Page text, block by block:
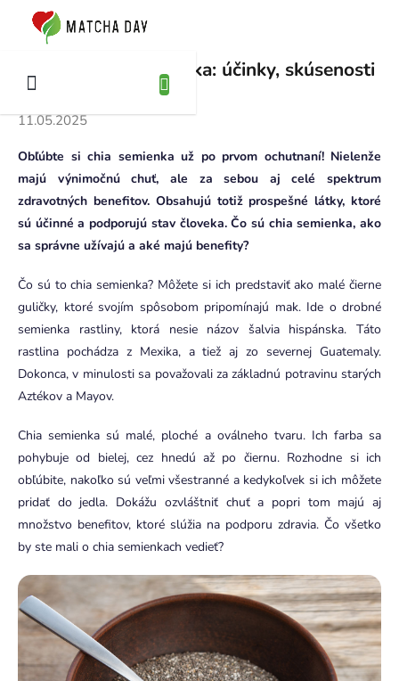
Ako jesť chia semienka: účinky, skúsenosti
a tipy na použitie
11.05.2025
Obľúbte si chia semienka už po prvom ochutnaní! Nielenže
majú výnimočnú chuť, ale za sebou aj celé spektrum
zdravotných benefitov. Obsahujú totiž prospešné látky, ktoré
sú účinné a podporujú stav človeka. Čo sú chia semienka, ako
sa správne užívajú a aké majú benefity?
Čo sú to chia semienka? Môžete si ich predstaviť ako malé čierne
guličky, ktoré svojím spôsobom pripomínajú mak. Ide o drobné
semienka rastliny, ktorá nesie názov šalvia hispánska. Táto
rastlina pochádza z Mexika, a tiež aj zo severnej Guatemaly.
Dokonca, v minulosti sa považovali za základnú potravinu starých
Aztékov a Mayov.
Chia semienka sú malé, ploché a oválneho tvaru. Ich farba sa
pohybuje od bielej, cez hnedú až po čiernu. Rozhodne si ich
obľúbite, nakoľko sú veľmi všestranné a kedykoľvek si ich môžete
pridať do jedla. Dokážu ozvláštniť chuť a popri tom majú aj
množstvo benefitov, ktoré slúžia na podporu zdravia. Čo všetko
by ste mali o chia semienkach vedieť?